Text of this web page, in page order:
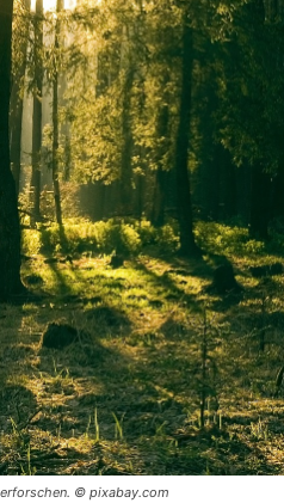
erforschen. © pixabay.com